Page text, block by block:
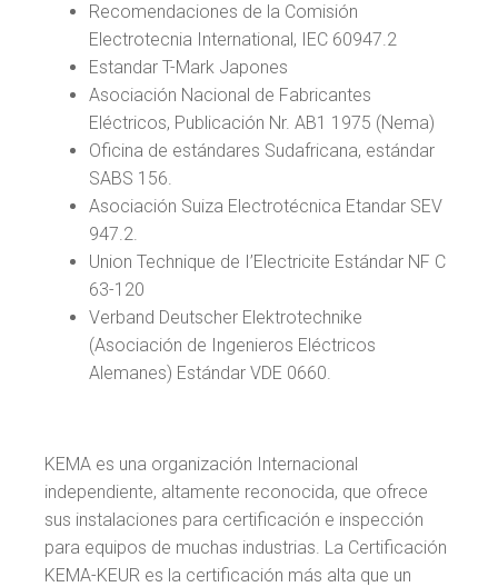
Recomendaciones de la Comisión
Electrotecnia International, IEC 60947.2
Estandar T-Mark Japones
Asociación Nacional de Fabricantes
Eléctricos, Publicación Nr. AB1 1975 (Nema)
Oficina de estándares Sudafricana, estándar
SABS 156.
Asociación Suiza Electrotécnica Etandar SEV
947.2.
Union Technique de I’Electricite Estándar NF C
63-120
Verband Deutscher Elektrotechnike
(Asociación de Ingenieros Eléctricos
Alemanes) Estándar VDE 0660.
KEMA es una organización Internacional
independiente, altamente reconocida, que ofrece
sus instalaciones para certificación e inspección
para equipos de muchas industrias. La Certificación
KEMA-KEUR es la certificación más alta que un